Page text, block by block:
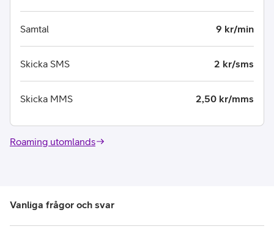
Samtal 9 kr/min
Skicka SMS 2 kr/sms
Skicka MMS 2,50 kr/mms
Roaming utomlands
Vanliga frågor och svar